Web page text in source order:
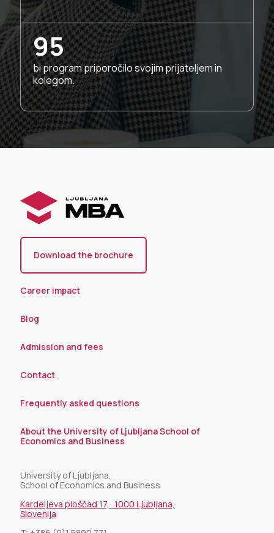
95
bi program priporočilo svojim prijateljem in
kolegom.
Download the brochure
Career impact
Blog
Admission and fees
Contact
Frequently asked questions
About the University of Ljubljana School of
Economics and Business
University of Ljubljana,
School of Economics and Business
Kardeljeva ploščad 17, 1000 Ljubljana,
Slovenija